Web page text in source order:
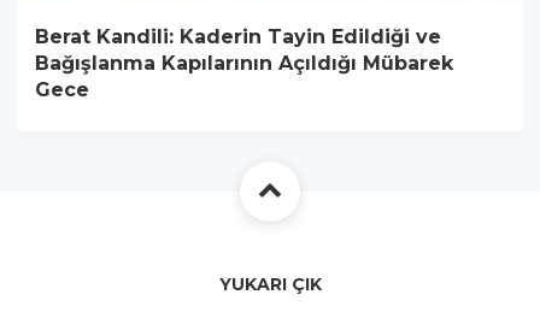
Berat Kandili: Kaderin Tayin Edildiği ve
Bağışlanma Kapılarının Açıldığı Mübarek
Gece
YUKARI ÇIK